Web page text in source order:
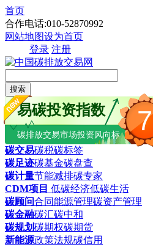
首页
合作电话:010-52870992
网站地图设为首页
登录 注册
搜索
7
易碳投资指数
碳排放交易市场投资风向标
碳交易碳税碳标签
碳足迹碳基金碳盘查
碳计量节能减排碳专家
CDM项目 低碳经济低碳生活
碳顾问合同能源管理碳资产管理
碳金融碳汇碳中和
碳规划碳期权碳期货
新能源政策法规碳信用